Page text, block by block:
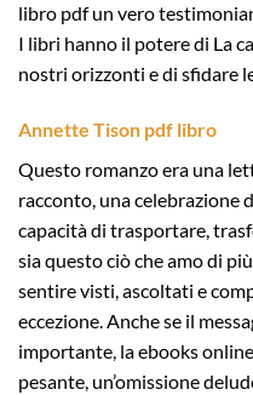
libro pdf un vero
I libri hanno il potere di La
nostri orizzonti e di sfidare
Annette Tison pdf libro
Questo romanzo era una
racconto, una celebrazione
capacità di trasportare,
sia questo ciò che amo di
sentire visti, ascoltati e
eccezione. Anche se il
importante, la ebooks
pesante, un’omissione